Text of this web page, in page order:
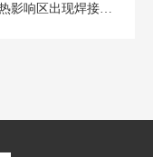
影响区出现焊接裂